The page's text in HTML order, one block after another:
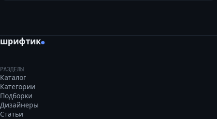
шрифтик
РАЗДЕЛЫ
Каталог
Категории
Подборки
Дизайнеры
Статьи